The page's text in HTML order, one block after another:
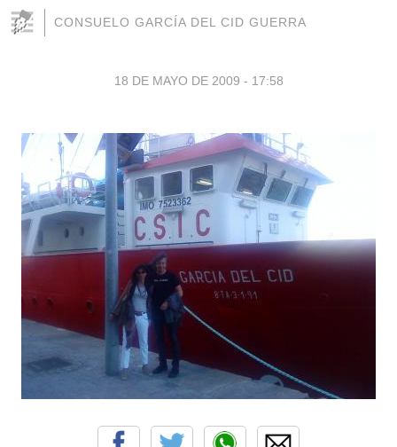
CONSUELO GARCÍA DEL CID GUERRA
18 DE MAYO DE 2009 - 17:58